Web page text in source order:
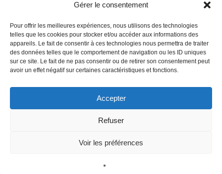
Gérer le consentement
Pour offrir les meilleures expériences, nous utilisons des technologies
telles que les cookies pour stocker et/ou accéder aux informations des
appareils. Le fait de consentir à ces technologies nous permettra de traiter
des données telles que le comportement de navigation ou les ID uniques
sur ce site. Le fait de ne pas consentir ou de retirer son consentement peut
avoir un effet négatif sur certaines caractéristiques et fonctions.
Accepter
Refuser
Voir les préférences
Contact
ADRESSE
France Haidong Gumdo
64 Avenue des Roses 93250 Villemomble, France